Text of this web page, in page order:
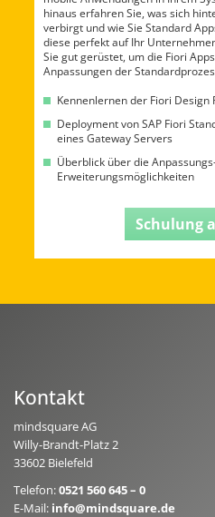
hinaus erfahren Sie, was sich
verbirgt und wie Sie Standard
diese perfekt auf Ihr
Sie gut gerüstet, um die Fiori
Anpassungen der
Kennenlernen der Fiori Design
Deployment von SAP Fiori
eines Gateway Servers
Überblick über die
Erweiterungsmöglichkeiten
Schulung
Kontakt
mindsquare AG
Willy-Brandt-Platz 2
33602 Bielefeld
Telefon:0521 560 645 – 0
E-Mail: info@mindsquare.de